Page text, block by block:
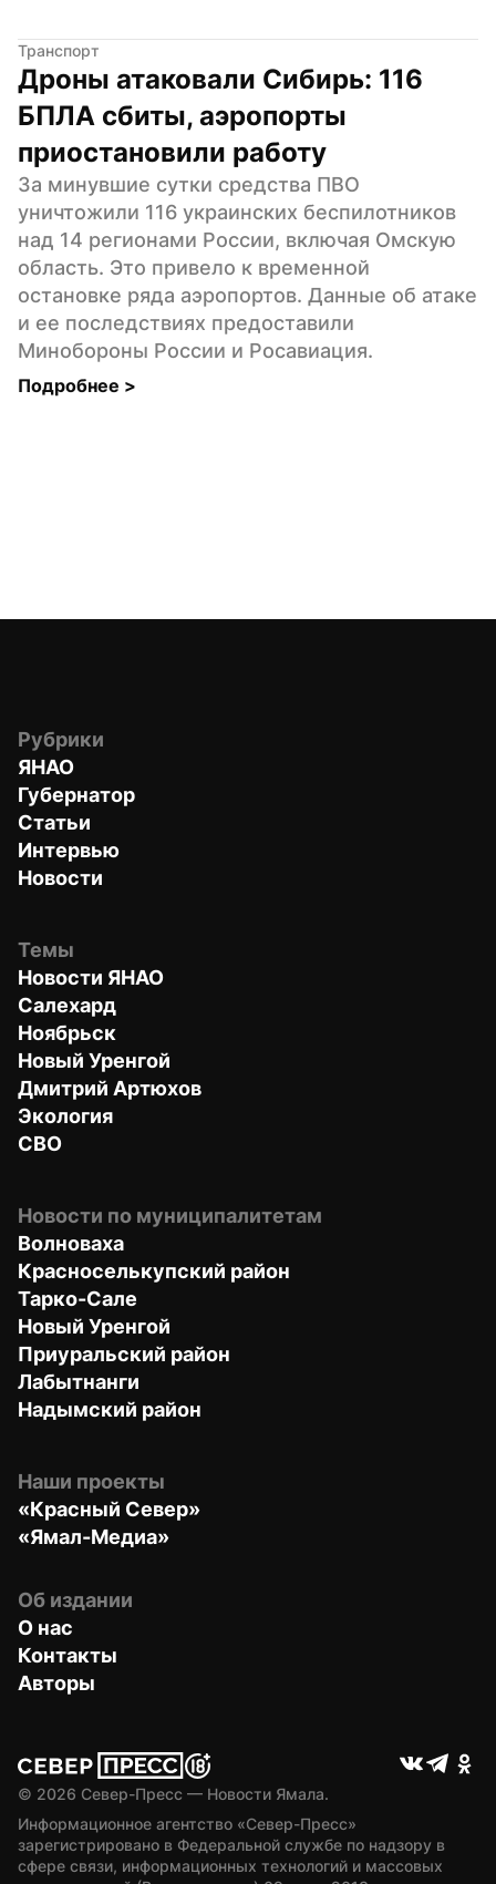
Транспорт
Дроны атаковали Сибирь: 116
БПЛА сбиты, аэропорты
приостановили работу
За минувшие сутки средства ПВО
уничтожили 116 украинских беспилотников
над 14 регионами России, включая Омскую
область. Это привело к временной
остановке ряда аэропортов. Данные об атаке
и ее последствиях предоставили
Минобороны России и Росавиация.
Подробнее >
Рубрики
ЯНАО
Губернатор
Статьи
Интервью
Новости
Темы
Новости ЯНАО
Салехард
Ноябрьск
Новый Уренгой
Дмитрий Артюхов
Экология
СВО
Новости по муниципалитетам
Волноваха
Красноселькупский район
Тарко-Сале
Новый Уренгой
Приуральский район
Лабытнанги
Надымский район
Наши проекты
«Красный Север»
«Ямал-Медиа»
Об издании
О нас
Контакты
Авторы
© 2026 Север-Пресс — Новости Ямала.
Информационное агентство «Север-Пресс»
зарегистрировано в Федеральной службе по надзору в
сфере связи, информационных технологий и массовых